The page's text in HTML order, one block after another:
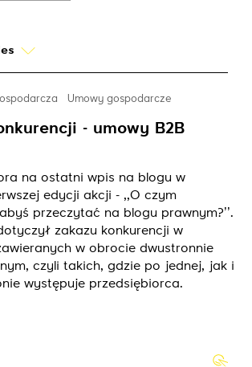
Umowy gospodarcze
- umowy B2B
na ostatni wpis na blogu w
edycji akcji - ,,O czym
przeczytać na blogu prawnym?’’.
zakazu konkurencji w
w obrocie dwustronnie
czyli takich, gdzie po jednej, jak i
występuje przedsiębiorca.